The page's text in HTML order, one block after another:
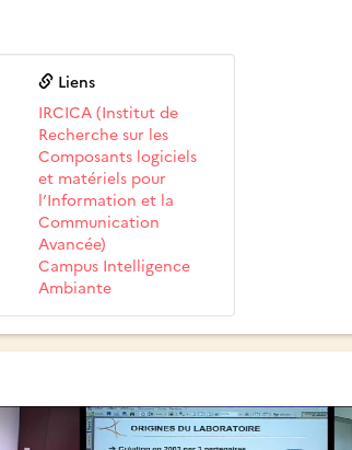
Liens
IRCICA (Institut de
Recherche sur les
Composants logiciels
et matériels pour
l’Information et la
Communication
Avancée)
Campus Intelligence
Ambiante